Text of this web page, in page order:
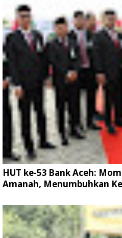
HUT ke-53 Bank Aceh:
Amanah, Menumbuhkan